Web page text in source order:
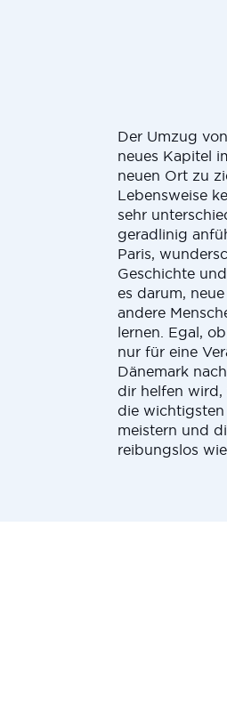
Der Umzug
neues Kapitel
neuen Ort zu
Lebensweise
sehr
geradlinig
Paris,
Geschichte
es darum,
andere
lernen. Egal,
nur für eine
Dänemark
dir helfen wird,
die
meistern und
reibungslos